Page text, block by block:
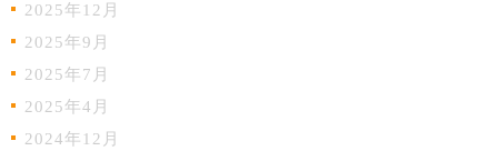
2025年12月
2025年9月
2025年7月
2025年4月
2024年12月